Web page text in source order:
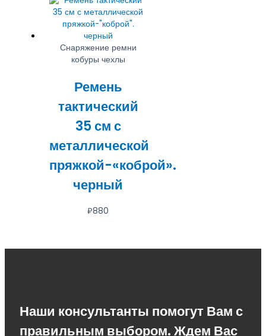
Снаряжение ремни
кобуры чехлы
Ремень
тактический
35 см с
металлической
пряжкой-«коброй».
черный
₽880
Наши консультанты помогут Вам с
правильным выбором. Ждем Вас